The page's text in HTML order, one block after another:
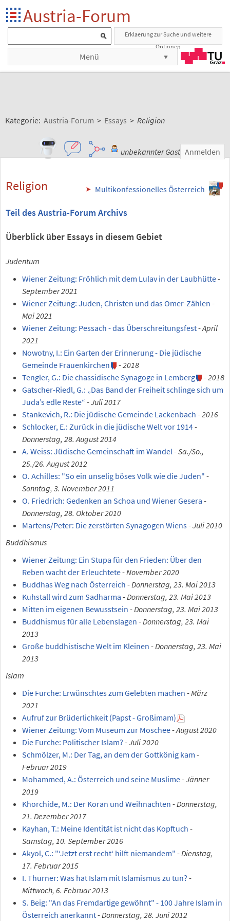
Austria-Forum
Erklaerung zur Suche und weitere
Optionen
Menü
Kategorie: Austria-Forum > Essays > Religion
unbekannter Gast Anmelden
Multikonfessionelles Österreich
Religion
Teil des Austria-Forum Archivs
Überblick über Essays in diesem Gebiet
Judentum
Wiener Zeitung: Fröhlich mit dem Lulav in der Laubhütte-
September 2021
Wiener Zeitung: Juden, Christen und das Omer-Zählen -
Mai 2021
Wiener Zeitung: Pessach - das Überschreitungsfest-April
2021
Nowotny, I.: Ein Garten der Erinnerung - Die jüdische
Gemeinde Frauenkirchen
-2018
Tengler, G.: Die chassidische Synagoge in Lemberg
-2018
Gatscher-Riedl, G.: „Das Band der Freiheit schlinge sich um
Juda’s edle Reste“ -Juli 2017
Stankevich, R.: Die jüdische Gemeinde Lackenbach -2016
Schlocker, E.: Zurück in die jüdische Welt vor 1914-
Donnerstag, 28. August 2014
A. Weiss: Jüdische Gemeinschaft im Wandel -Sa./So.,
25./26. August 2012
O. Achilles: "So ein unselig böses Volk wie die Juden" -
Sonntag, 3. November 2011
O. Friedrich: Gedenken an Schoa und Wiener Gesera -
Donnerstag, 28. Oktober 2010
Martens/Peter: Die zerstörten Synagogen Wiens-Juli 2010
Buddhismus
Wiener Zeitung: Ein Stupa für den Frieden: Über den
Reben wacht der Erleuchtete-November 2020
Buddhas Weg nach Österreich -Donnerstag, 23. Mai 2013
Kuhstall wird zum Sadharma -Donnerstag, 23. Mai 2013
Mitten im eigenen Bewusstsein -Donnerstag, 23. Mai 2013
Buddhismus für alle Lebenslagen -Donnerstag, 23. Mai
2013
Große buddhistische Welt im Kleinen -Donnerstag, 23. Mai
2013
Islam
Die Furche: Erwünschtes zum Gelebten machen -März
2021
Aufruf zur Brüderlichkeit (Papst - Großimam)
Wiener Zeitung: Vom Museum zur Moschee-August 2020
Die Furche: Politischer Islam? -Juli 2020
Schmölzer, M.: Der Tag, an dem der Gottkönig kam -
Februar 2019
Mohammed, A.: Österreich und seine Muslime-Jänner
2019
Khorchide, M.: Der Koran und Weihnachten -Donnerstag,
21. Dezember 2017
Kayhan, T.: Meine Identität ist nicht das Kopftuch -
Samstag, 10. September 2016
Akyol, C.: "‘Jetzt erst recht‘ hilft niemandem" -Dienstag,
17. Februar 2015
I. Thurner: Was hat Islam mit Islamismus zu tun? -
Mittwoch, 6. Februar 2013
S. Beig: "An das Fremdartige gewöhnt" - 100 Jahre Islam in
Österreich anerkannt-Donnerstag, 28. Juni 2012